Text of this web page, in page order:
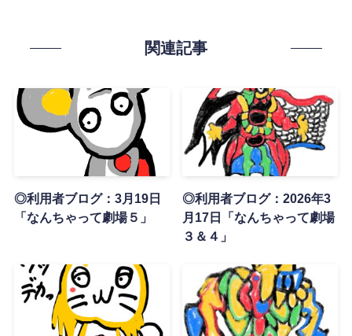
関連記事
◎利用者ブログ：3月19日
「なんちゃって劇場５」
◎利用者ブログ：2026年3
月17日「なんちゃって劇場
３＆４」